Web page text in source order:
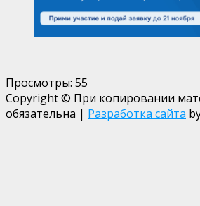
Просмотры: 55
Copyright © При копировании
обязательна | Разработка сайта